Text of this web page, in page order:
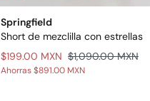
Springfield
Short de mezclilla con estrellas
$199.00 MXN $1,090.00 MXN
Ahorras$891.00 MXN